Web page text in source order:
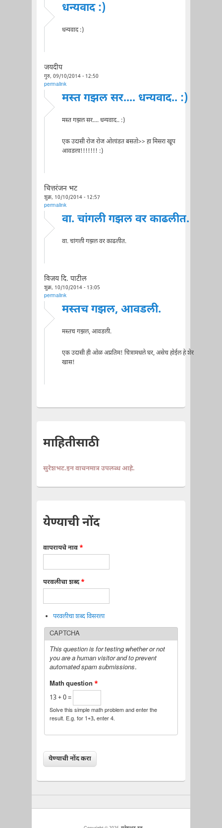
धन्यवाद :)
धन्यवाद :)
जयदीप
गुरु, 09/10/2014 - 12:50
permalink
मस्त गझल सर.... धन्यवाद.. :)
मस्त गझल सर.... धन्यवाद.. :)
एक उदासी रोज रोज ओलांडत बसतो>> हा मिसरा खूप
आवडला!!!!!!! :)
चित्तरंजन भट
शुक्र, 10/10/2014 - 12:57
permalink
वा. चांगली गझल वर काढलीत.
वा. चांगली गझल वर काढलीत.
विजय दि. पाटील
शुक्र, 10/10/2014 - 13:05
permalink
मस्तच गझल, आवडली.
मस्तच गझल, आवडली.
एक उदासी ही ओळ अप्रतिम! चित्रामधले घर, असेच होईल हे शेर
खास!
माहितीसाठी
सुरेशभट.इन वाचनमात्र उपलब्ध आहे.
येण्याची नोंद
वापरायचे नाव *
परवलीचा शब्द*
परवलीचा शब्द विसरला
CAPTCHA
This question is for testing whether or not
you are a human visitor and to prevent
automated spam submissions.
Math question *
13 + 0 =
Solve this simple math problem and enter the
result. E.g. for 1+3, enter 4.